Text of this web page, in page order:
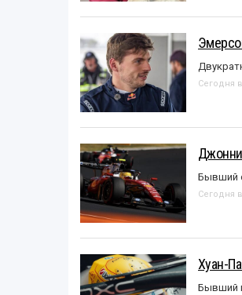
Сегодня
Джонни
Бывший
Сегодня
Хуан-
Бывший